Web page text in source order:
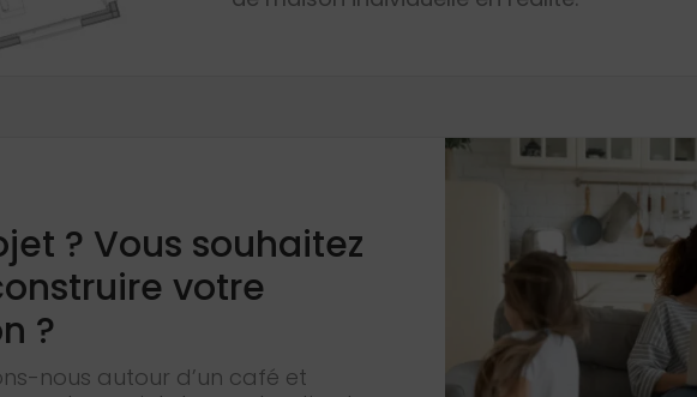
? Vous souhaitez
votre
?
nous autour d’un café et